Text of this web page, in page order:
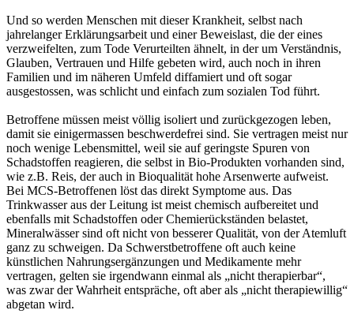
Und so werden Menschen mit dieser Krankheit, selbst nach
jahrelanger Erklärungsarbeit und einer Beweislast, die der eines
verzweifelten, zum Tode Verurteilten ähnelt, in der um Verständnis,
Glauben, Vertrauen und Hilfe gebeten wird, auch noch in ihren
Familien und im näheren Umfeld diffamiert und oft sogar
ausgestossen, was schlicht und einfach zum sozialen Tod führt.
Betroffene müssen meist völlig isoliert und zurückgezogen leben,
damit sie einigermassen beschwerdefrei sind. Sie vertragen meist nur
noch wenige Lebensmittel, weil sie auf geringste Spuren von
Schadstoffen reagieren, die selbst in Bio-Produkten vorhanden sind,
wie z.B. Reis, der auch in Bioqualität hohe Arsenwerte aufweist.
Bei MCS-Betroffenen löst das direkt Symptome aus. Das
Trinkwasser aus der Leitung ist meist chemisch aufbereitet und
ebenfalls mit Schadstoffen oder Chemierückständen belastet,
Mineralwässer sind oft nicht von besserer Qualität, von der Atemluft
ganz zu schweigen. Da Schwerstbetroffene oft auch keine
künstlichen Nahrungsergänzungen und Medikamente mehr
vertragen, gelten sie irgendwann einmal als „nicht therapierbar“,
was zwar der Wahrheit entspräche, oft aber als „nicht therapiewillig“
abgetan wird.